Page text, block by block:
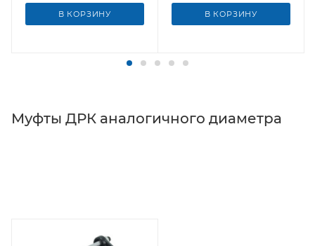
В КОРЗИНУ В КОРЗИНУ
Муфты ДРК аналогичного диаметра